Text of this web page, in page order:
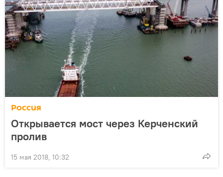
Россия
Открывается мост через Керченский
пролив
15 мая 2018, 10:32